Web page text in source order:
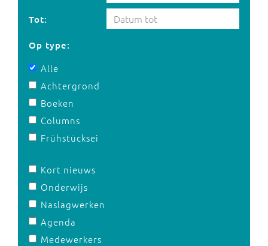
Tot:
Op type:
Alle
Achtergrond
Boeken
Columns
Frühstücksei
Kort nieuws
Onderwijs
Naslagwerken
Agenda
Medewerkers